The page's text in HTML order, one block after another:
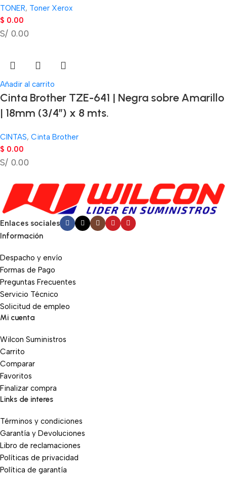
TONER, Toner Xerox
$ 0.00
S/ 0.00
Añadir al carrito
Cinta Brother TZE-641 | Negra sobre Amarillo
| 18mm (3/4″) x 8 mts.
CINTAS, Cinta Brother
$ 0.00
S/ 0.00
Enlaces sociales
Información
Despacho y envío
Formas de Pago
Preguntas Frecuentes
Servicio Técnico
Solicitud de empleo
Mi cuenta
Wilcon Suministros
Carrito
Comparar
Favoritos
Finalizar compra
Links de interes
Términos y condiciones
Garantía y Devoluciones
Libro de reclamaciones
Políticas de privacidad
Política de garantía